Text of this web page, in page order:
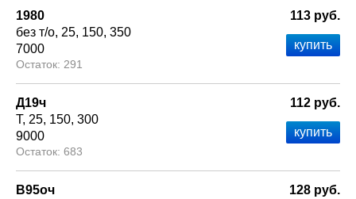
1980
без т/о 25 150 350
7000
291
113 руб.
Д19ч
Т 25 150 300
9000
683
112 руб.
В95оч
128 руб.